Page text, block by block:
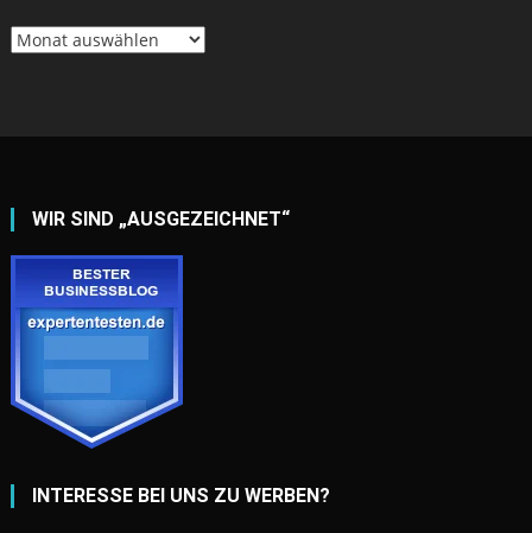
Archiv
WIR SIND „AUSGEZEICHNET“
INTERESSE BEI UNS ZU WERBEN?